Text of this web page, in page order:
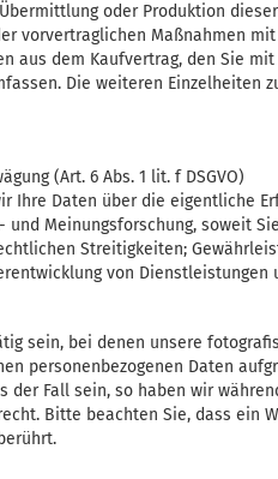
oder Produktion
vorvertraglichen Maßnahmen
aus dem Kaufvertrag, den Sie
Die weiteren
(Art. 6 Abs. 1 lit. f DSGVO)
Ihre Daten über die eigentliche
und Meinungsforschung, soweit
Streitigkeiten;
von Dienstleistungen
sein, bei denen unsere
personenbezogenen Daten
der Fall sein, so haben wir
Bitte beachten Sie, dass ein